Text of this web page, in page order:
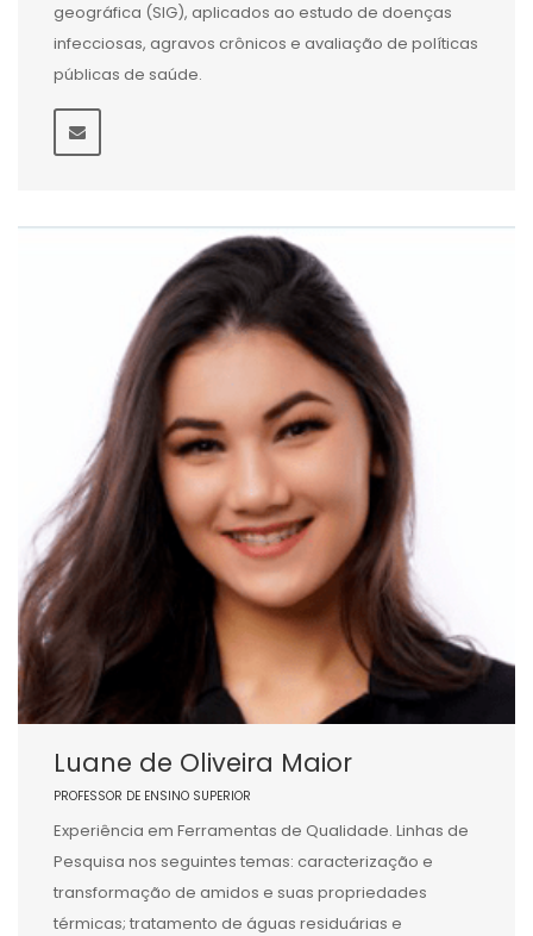
geográfica (SIG), aplicados ao estudo de doenças
infecciosas, agravos crônicos e avaliação de políticas
públicas de saúde.
Luane de Oliveira Maior
PROFESSOR DE ENSINO SUPERIOR
Experiência em Ferramentas de Qualidade. Linhas de
Pesquisa nos seguintes temas: caracterização e
transformação de amidos e suas propriedades
térmicas; tratamento de águas residuárias e